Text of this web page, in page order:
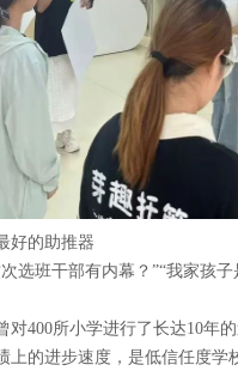
好的助推器
选班干部有内幕？”“我家孩
对400所小学进行了长达10年
上的进步速度，是低信任度